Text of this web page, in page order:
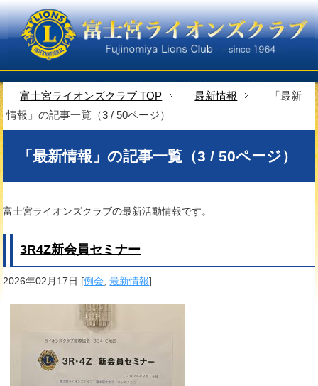
富士宮ライオンズクラブ TOP 最新情報
「最新
情報」の記事一覧（3 / 50ページ）
「最新情報」の記事一覧（3 / 50ページ）
富士宮ライオンズクラブの最新活動情報です。
3R4Z新会員セミナー
2026年02月17日 [例会,最新情報]